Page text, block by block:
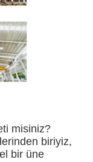
misiniz?
biriyiz,
bir üne